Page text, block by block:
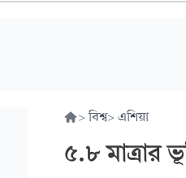
> বিশ্ব> এশিয়া
৫.৮ মাত্রার